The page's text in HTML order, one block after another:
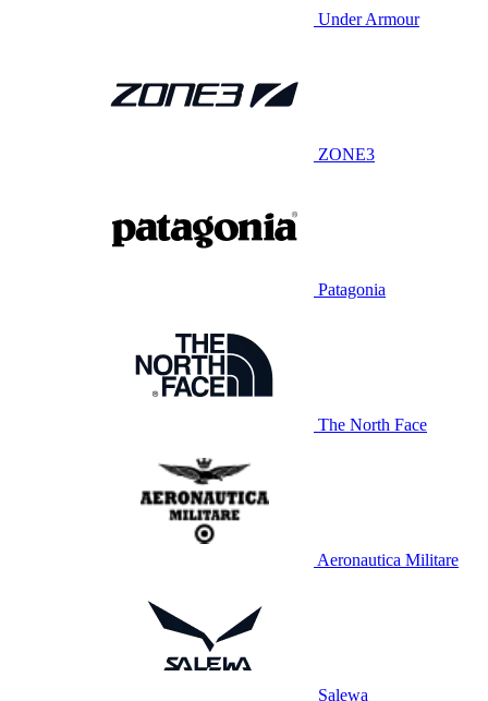
Under Armour
ZONE3
Patagonia
The North Face
Aeronautica Militare
Salewa